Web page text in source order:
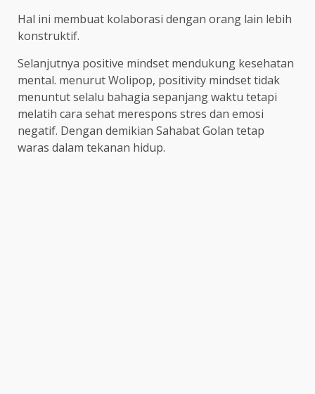
Hal ini membuat kolaborasi dengan orang lain lebih
konstruktif.
Selanjutnya positive mindset mendukung kesehatan
mental. menurut Wolipop, positivity mindset tidak
menuntut selalu bahagia sepanjang waktu tetapi
melatih cara sehat merespons stres dan emosi
negatif. Dengan demikian Sahabat Golan tetap
waras dalam tekanan hidup.